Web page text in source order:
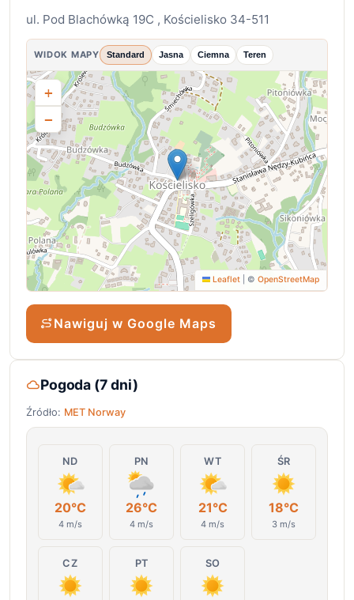
ul. Pod Blachówką 19C , Kościelisko 34-511
WIDOK MAPY Standard Jasna Ciemna Teren
+
−
Leaflet ©OpenStreetMap
Nawiguj w Google Maps
Pogoda (7 dni)
Źródło: MET Norway
ND
20°C
4 m/s
PN
26°C
4 m/s
WT
21°C
4 m/s
ŚR
18°C
3 m/s
CZ PT SO